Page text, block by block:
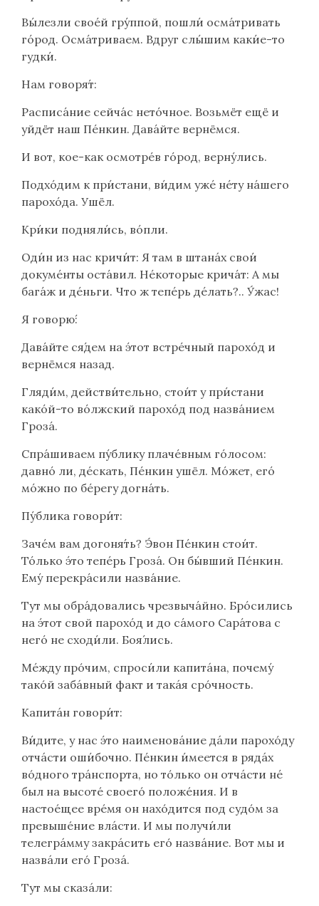
Вы́лезли свое́й гру́ппой, пошли́ осма́тривать
го́род. Осма́триваем. Вдруг слы́шим каки́е-то
гудки́.
Нам говоря́т:
Расписа́ние сейча́с нето́чное. Возьмёт ещё и
уйдёт наш Пе́нкин. Дава́йте вернёмся.
И вот, кое-как осмотре́в го́род, верну́лись.
Подхо́дим к при́стани, ви́дим уже́ не́ту на́шего
парохо́да. Ушёл.
Кри́ки подняли́сь, во́пли.
Оди́н из нас кричи́т: Я там в штанáх свои́
докуме́нты оста́вил. Не́которые крича́т: А мы
бага́ж и де́ньги. Что ж тепе́рь де́лать?.. У́жас!
Я говорю́:
Дава́йте ся́дем на э́тот встре́чный парохо́д и
вернёмся назад.
Гляди́м, действи́тельно, стои́т у при́стани
како́й-то во́лжский парохо́д под назва́нием
Гроза́.
Спра́шиваем пу́блику плаче́вным го́лосом:
давно́ ли, де́скать, Пе́нкин ушёл. Мо́жет, его́
мо́жно по бе́регу догна́ть.
Пу́блика говори́т:
Заче́м вам догоня́ть? Э́вон Пе́нкин стои́т.
То́лько э́то тепе́рь Гроза́. Он бы́вший Пе́нкин.
Ему́ перекра́сили назва́ние.
Тут мы обра́довались чрезвыча́йно. Бро́сились
на э́тот свой парохо́д и до са́мого Сара́това с
него́ не сходи́ли. Боя́лись.
Ме́жду прóчим, спроси́ли капитáна, почему́
такóй забáвный факт и такáя срóчность.
Капитáн говори́т:
Ви́дите, у нас э́то наименовáние дáли парохóду
отчáсти оши́бочно. Пе́нкин и́меется в рядáх
вóдного трáнспорта, но тóлько он отчáсти не́
был на высотé своегó положéния. И в
настоéщее врéмя он нахóдится под судóм за
превышéние влáсти. И мы получи́ли
телегрáмму закрáсить егó назвáние. Вот мы и
назвáли егó Грозá.
Тут мы сказáли: